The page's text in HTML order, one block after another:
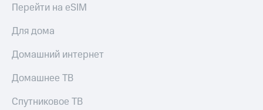
Перейти на eSIM
Для дома
Домашний интернет
Домашнее ТВ
Спутниковое ТВ